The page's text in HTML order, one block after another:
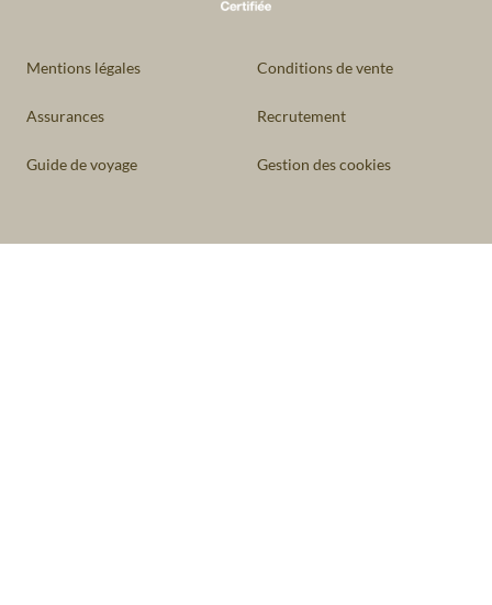
Mentions légales Conditions de vente
Assurances Recrutement
Guide de voyage Gestion des cookies